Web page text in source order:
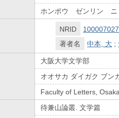
ホンポウ ゼンリン
NRID
著者名
中本, 大 ;
大阪大学文学部
オオサカ ダイガク ブン
Faculty of Letters,
待兼山論叢. 文学篇